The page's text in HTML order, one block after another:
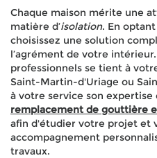
Chaque maison mérite une
matière d’isolation. En
choisissez une solution
l’agrément de votre
professionnels se tient à
Saint-Martin-d'Uriage ou
à votre service son expertise
remplacement de gouttière
afin d'étudier votre projet et
accompagnement
travaux.